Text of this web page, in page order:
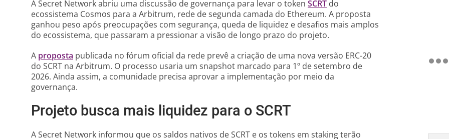
A Secret Network abriu uma discussão de governança para levar o token SCRT do
ecossistema Cosmos para a Arbitrum, rede de segunda camada do Ethereum. A proposta
ganhou peso após preocupações com segurança, queda de liquidez e desafios mais amplos
do ecossistema, que passaram a pressionar a visão de longo prazo do projeto.
A proposta publicada no fórum oficial da rede prevê a criação de uma nova versão ERC-20
do SCRT na Arbitrum. O processo usaria um snapshot marcado para 1º de setembro de
2026. Ainda assim, a comunidade precisa aprovar a implementação por meio da
governança.
Projeto busca mais liquidez para o SCRT
A Secret Network informou que os saldos nativos de SCRT e os tokens em staking terão